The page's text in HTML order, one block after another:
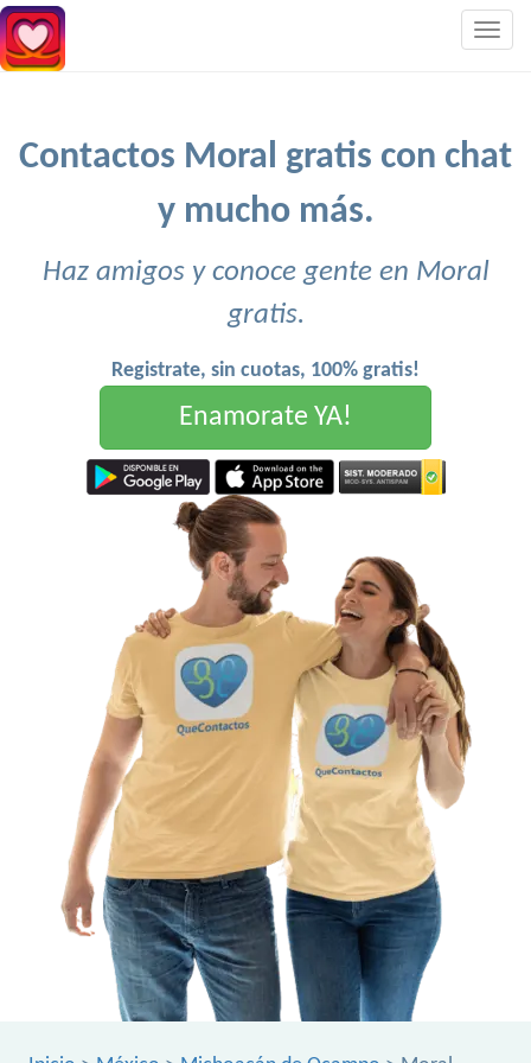
Contactos Moral gratis con chat
y mucho más.
Haz amigos y conoce gente en Moral
gratis.
Registrate, sin cuotas, 100% gratis!
Enamorate YA!